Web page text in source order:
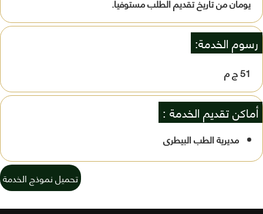
رسوم الخدمة:
51 ج م
أماكن تقديم الخدمة :
مديرية الطب البيطرى
تحميل نموذج الخدمة